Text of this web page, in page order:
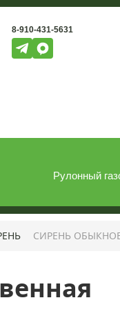
8-910-431-5631
Рулонный
СИРЕНЬ